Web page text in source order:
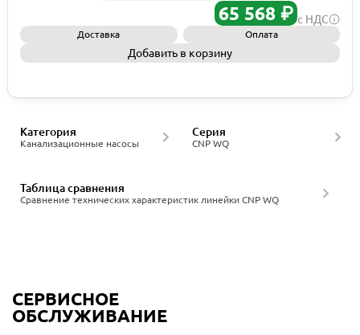
65 568 ₽ с НДС
Доставка Оплата
Добавить в корзину
Канализационные насосы
Категория
CNP WQ
Серия
Сравнение технических характеристик линейки CNP WQ
Таблица сравнения
СЕРВИСНОЕ
ОБСЛУЖИВАНИЕ